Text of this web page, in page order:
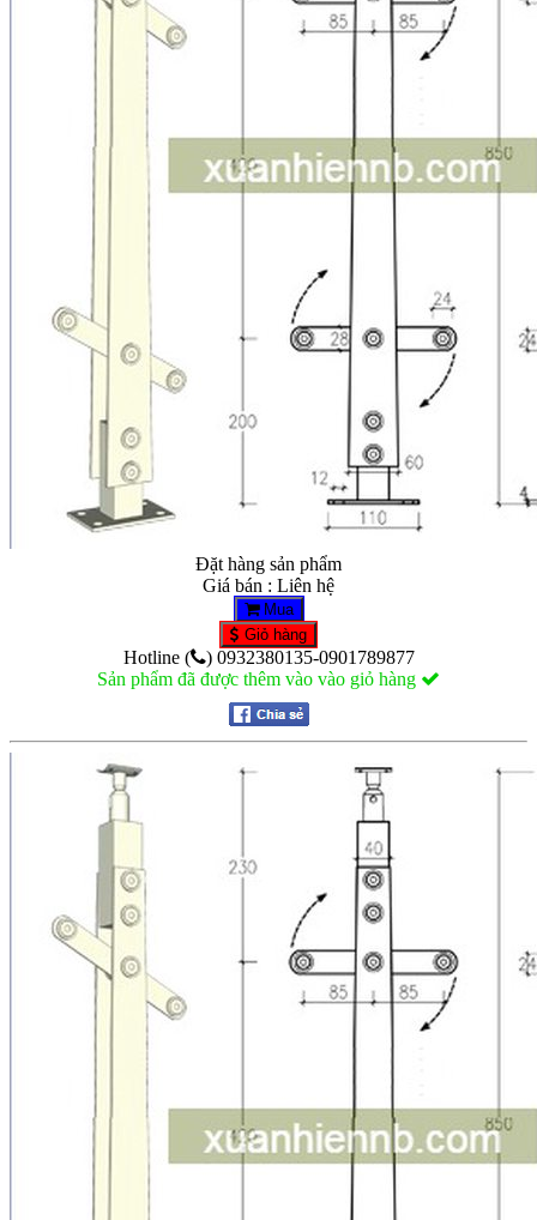
Đặt hàng sản phẩm
Giá bán : Liên hệ
Mua
Giỏ hàng
Hotline (
) 0932380135-0901789877
Sản phẩm đã được thêm vào vào giỏ hàng